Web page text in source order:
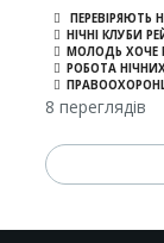
ПЕРЕВІРЯЮТЬ
НІЧНІ КЛУБИ
МОЛОДЬ ХОЧЕ
РОБОТА
8 переглядів